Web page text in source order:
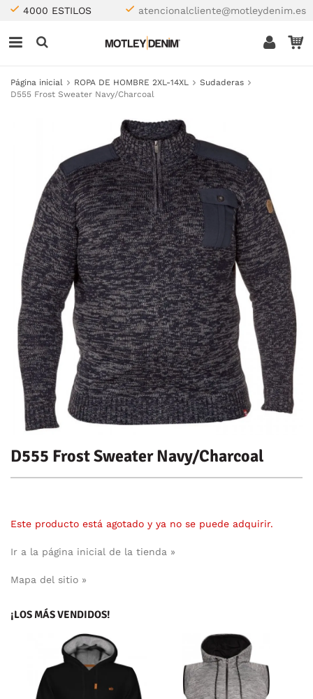
4000 ESTILOS atencionalcliente@motleydenim.es
Página inicial ROPA DE HOMBRE 2XL-14XL
Sudaderas
D555 Frost Sweater Navy/Charcoal
D555 Frost Sweater Navy/Charcoal
Este producto está agotado y ya no se puede adquirir.
Ir a la página inicial de la tienda »
Mapa del sitio »
¡LOS MÁS VENDIDOS!